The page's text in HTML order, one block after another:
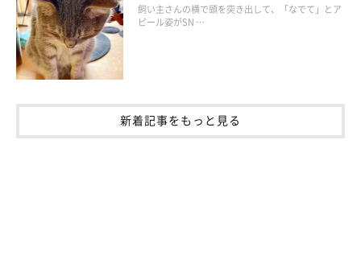
飼い主さんの横で頭を突き出して、「なでて」とア
ピール姿がSN …
新着記事をもっと見る